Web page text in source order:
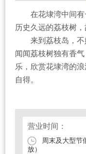
在花埭湾中间
历史久远的荔枝树，
来到荔枝岛，不
闻闻荔枝树独有香
乐，欣赏花埭湾的
自得。
营业时间：
周末及大型节
放）